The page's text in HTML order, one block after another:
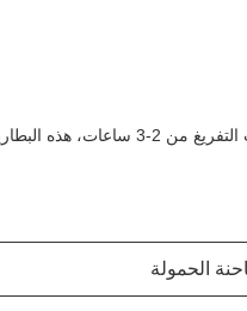
هل تبحثون عن سعة 60 أواح، خيارات لون
الحمولة